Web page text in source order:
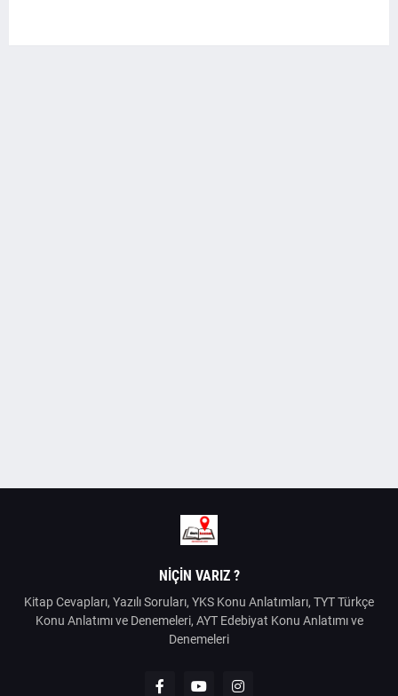
NIÇIN VARIZ ?
Kitap Cevapları, Yazılı Soruları, YKS Konu Anlatımları, TYT Türkçe
Konu Anlatımı ve Denemeleri, AYT Edebiyat Konu Anlatımı ve
Denemeleri